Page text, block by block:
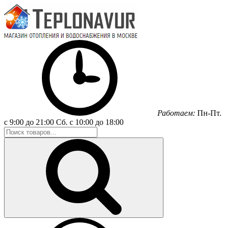
Работаем: Пн-Пт.
с 9:00 до 21:00 Сб. с 10:00 до 18:00